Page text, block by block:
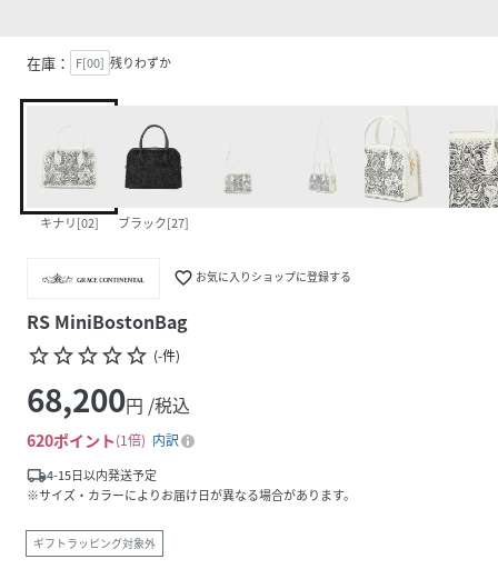
在庫： F[00] 残りわずか
キナリ[02] ブラック[27]
favorite_border お気に入りショップに登録する
RS MiniBostonBag
star_borderstar_borderstar_borderstar_borderstar_border (-件)
68,200円 /税込
620ポイント 1倍
内訳
local_shipping4-15日以内発送予定
※サイズ・カラーによりお届け日が異なる場合があります。
ギフトラッピング対象外